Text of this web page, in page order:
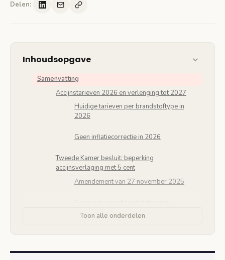
Delen:
Inhoudsopgave
Samenvatting
Accijnstarieven 2026 en verlenging tot 2027
Huidige tarieven per brandstoftype in
2026
Geen inflatiecorrectie in 2026
Tweede Kamer besluit: beperking
accijnsverlaging met 5 cent
Amendement van 27 november 2025
Toon alle onderdelen